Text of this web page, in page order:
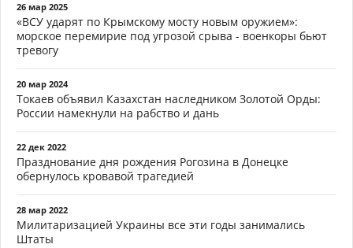
26 мар 2025
«ВСУ ударят по Крымскому мосту новым оружием»:
морское перемирие под угрозой срыва - военкоры бьют
тревогу
20 мар 2024
Токаев объявил Казахстан наследником Золотой Орды:
России намекнули на рабство и дань
22 дек 2022
Празднование дня рождения Рогозина в Донецке
обернулось кровавой трагедией
28 мар 2022
Милитаризацией Украины все эти годы занимались
Штаты